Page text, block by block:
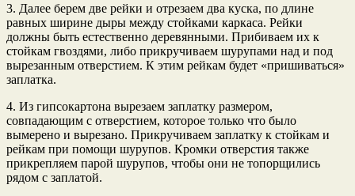
3. Далее берем две рейки и отрезаем два куска, по длине
равных ширине дыры между стойками каркаса. Рейки
должны быть естественно деревянными. Прибиваем их к
стойкам гвоздями, либо прикручиваем шурупами над и под
вырезанным отверстием. К этим рейкам будет «пришиваться»
заплатка.
4. Из гипсокартона вырезаем заплатку размером,
совпадающим с отверстием, которое только что было
вымерено и вырезано. Прикручиваем заплатку к стойкам и
рейкам при помощи шурупов. Кромки отверстия также
прикрепляем парой шурупов, чтобы они не топорщились
рядом с заплатой.